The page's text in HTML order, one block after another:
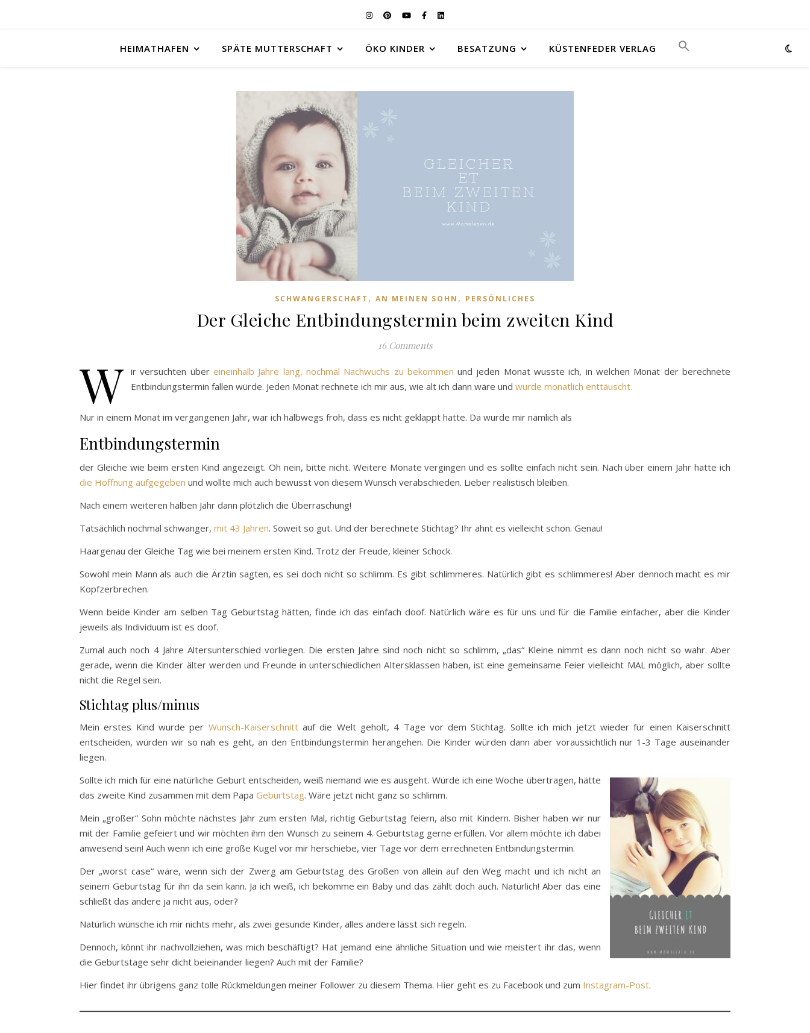
HEIMATHAFEN SPÄTE MUTTERSCHAFT ÖKO KINDER BESATZUNG KÜSTENFEDER VERLAG
SCHWANGERSCHAFT , AN MEINEN SOHN , PERSÖNLICHES
Der Gleiche Entbindungstermin beim zweiten Kind
16 Comments
W ir versuchten über eineinhalb Jahre lang, nochmal Nachwuchs zu bekommen und jeden Monat wusste ich, in welchen Monat der berechnete
Entbindungstermin fallen würde. Jeden Monat rechnete ich mir aus, wie alt ich dann wäre und wurde monatlich enttäuscht.
Nur in einem Monat im vergangenen Jahr, war ich halbwegs froh, dass es nicht geklappt hatte. Da wurde mir nämlich als
Entbindungstermin
der Gleiche wie beim ersten Kind angezeigt. Oh nein, bitte nicht. Weitere Monate vergingen und es sollte einfach nicht sein. Nach über einem Jahr hatte ich
die Hoffnung aufgegeben und wollte mich auch bewusst von diesem Wunsch verabschieden. Lieber realistisch bleiben.
Nach einem weiteren halben Jahr dann plötzlich die Überraschung!
Tatsächlich nochmal schwanger, mit 43 Jahren. Soweit so gut. Und der berechnete Stichtag? Ihr ahnt es vielleicht schon. Genau!
Haargenau der Gleiche Tag wie bei meinem ersten Kind. Trotz der Freude, kleiner Schock.
Sowohl mein Mann als auch die Ärztin sagten, es sei doch nicht so schlimm. Es gibt schlimmeres. Natürlich gibt es schlimmeres! Aber dennoch macht es mir
Kopfzerbrechen.
Wenn beide Kinder am selben Tag Geburtstag hätten, finde ich das einfach doof. Natürlich wäre es für uns und für die Familie einfacher, aber die Kinder
jeweils als Individuum ist es doof.
Zumal auch noch 4 Jahre Altersunterschied vorliegen. Die ersten Jahre sind noch nicht so schlimm, „das“ Kleine nimmt es dann noch nicht so wahr. Aber
gerade, wenn die Kinder älter werden und Freunde in unterschiedlichen Altersklassen haben, ist eine gemeinsame Feier vielleicht MAL möglich, aber sollte
nicht die Regel sein.
Stichtag plus/minus
Mein erstes Kind wurde per Wunsch-Kaiserschnittauf die Welt geholt, 4 Tage vor dem Stichtag. Sollte ich mich jetzt wieder für einen Kaiserschnitt
entscheiden, würden wir so nah es geht, an den Entbindungstermin herangehen. Die Kinder würden dann aber voraussichtlich nur 1-3 Tage auseinander
liegen.
Sollte ich mich für eine natürliche Geburt entscheiden, weiß niemand wie es ausgeht. Würde ich eine Woche übertragen, hätte
das zweite Kind zusammen mit dem Papa Geburtstag. Wäre jetzt nicht ganz so schlimm.
Mein „großer“ Sohn möchte nächstes Jahr zum ersten Mal, richtig Geburtstag feiern, also mit Kindern. Bisher haben wir nur
mit der Familie gefeiert und wir möchten ihm den Wunsch zu seinem 4. Geburtstag gerne erfüllen. Vor allem möchte ich dabei
anwesend sein! Auch wenn ich eine große Kugel vor mir herschiebe, vier Tage vor dem errechneten Entbindungstermin.
Der „worst case“ wäre, wenn sich der Zwerg am Geburtstag des Großen von allein auf den Weg macht und ich nicht an
seinem Geburtstag für ihn da sein kann. Ja ich weiß, ich bekomme ein Baby und das zählt doch auch. Natürlich! Aber das eine
schließt das andere ja nicht aus, oder?
Natürlich wünsche ich mir nichts mehr, als zwei gesunde Kinder, alles andere lässt sich regeln.
Dennoch, könnt ihr nachvollziehen, was mich beschäftigt? Hat jemand eine ähnliche Situation und wie meistert ihr das, wenn
die Geburtstage sehr dicht beieinander liegen? Auch mit der Familie?
Hier findet ihr übrigens ganz tolle Rückmeldungen meiner Follower zu diesem Thema. Hier geht es zu Facebook und zum Instagram-Post.